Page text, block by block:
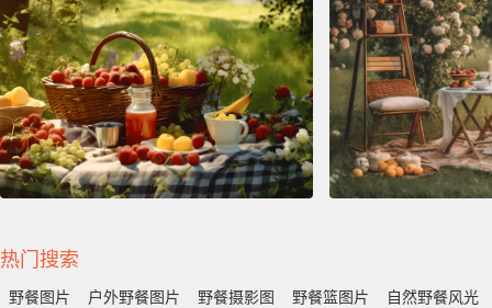
热门搜索
野餐图片 户外野餐图片 野餐摄影图 野餐篮图片
自然野餐风光